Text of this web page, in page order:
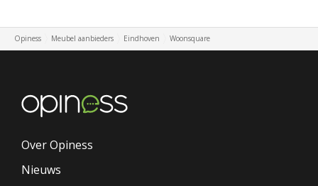
Opiness Meubel aanbieders Eindhoven Woonsquare
Over Opiness
Nieuws